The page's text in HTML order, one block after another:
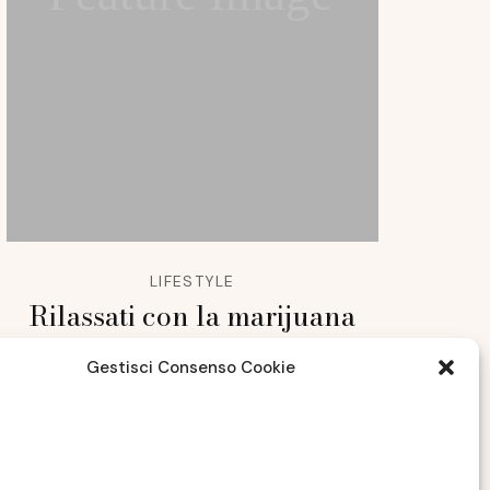
Gestisci Consenso Cookie
LIFESTYLE
Rilassati con la marijuana
legale